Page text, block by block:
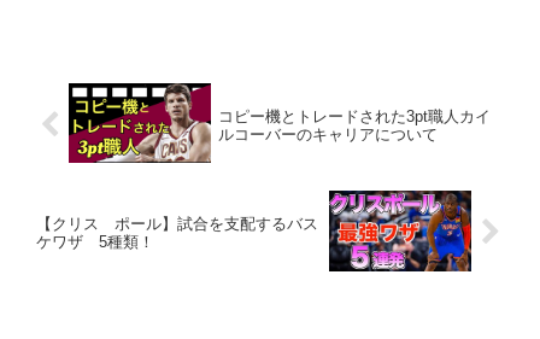
コピー機とトレードされた3pt職人カイ
ルコーバーのキャリアについて
【クリス ポール】試合を支配するバス
ケワザ 5種類！